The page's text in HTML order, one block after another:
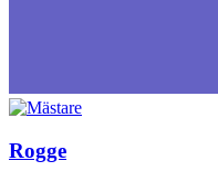
Rogge